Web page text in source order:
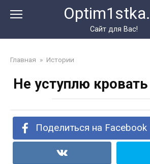
Сайт для Вас!
Главная » Истории
Не уступлю
Поделиться на Facebook